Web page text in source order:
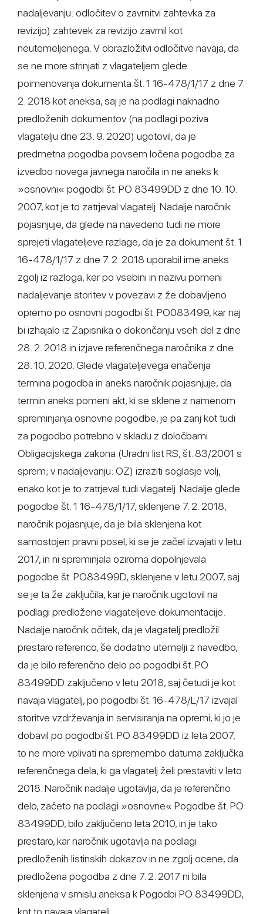
nadaljevanju: odločitev o zavrnitvi zahtevka za
revizijo) zahtevek za revizijo zavrnil kot
neutemeljenega. V obrazložitvi odločitve navaja, da
se ne more strinjati z vlagateljem glede
poimenovanja dokumenta št. 1 16-478/1/17 z dne 7.
2. 2018 kot aneksa, saj je na podlagi naknadno
predloženih dokumentov (na podlagi poziva
vlagatelju dne 23. 9. 2020) ugotovil, da je
predmetna pogodba povsem ločena pogodba za
izvedbo novega javnega naročila in ne aneks k
»osnovni« pogodbi št. PO 83499DD z dne 10. 10.
2007, kot je to zatrjeval vlagatelj. Nadalje naročnik
pojasnjuje, da glede na navedeno tudi ne more
sprejeti vlagateljeve razlage, da je za dokument št. 1
16-478/1/17 z dne 7. 2. 2018 uporabil ime aneks
zgolj iz razloga, ker po vsebini in nazivu pomeni
nadaljevanje storitev v povezavi z že dobavljeno
opremo po osnovni pogodbi št. PO083499, kar naj
bi izhajalo iz Zapisnika o dokončanju vseh del z dne
28. 2. 2018 in izjave referenčnega naročnika z dne
28. 10. 2020. Glede vlagateljevega enačenja
termina pogodba in aneks naročnik pojasnjuje, da
termin aneks pomeni akt, ki se sklene z namenom
spreminjanja osnovne pogodbe, je pa zanj kot tudi
za pogodbo potrebno v skladu z določbami
Obligacijskega zakona (Uradni list RS, št. 83/2001 s
sprem; v nadaljevanju: OZ) izraziti soglasje volj,
enako kot je to zatrjeval tudi vlagatelj. Nadalje glede
pogodbe št. 1 16-478/1/17, sklenjene 7. 2. 2018,
naročnik pojasnjuje, da je bila sklenjena kot
samostojen pravni posel, ki se je začel izvajati v letu
2017, in ni spreminjala oziroma dopolnjevala
pogodbe št. PO83499D, sklenjene v letu 2007, saj
se je ta že zaključila, kar je naročnik ugotovil na
podlagi predložene vlagateljeve dokumentacije.
Nadalje naročnik očitek, da je vlagatelj predložil
prestaro referenco, še dodatno utemelji z navedbo,
da je bilo referenčno delo po pogodbi št. PO
83499DD zaključeno v letu 2018, saj četudi je kot
navaja vlagatelj, po pogodbi št. 16-478/L/17 izvajal
storitve vzdrževanja in servisiranja na opremi, ki jo je
dobavil po pogodbi št. PO 83499DD iz leta 2007,
to ne more vplivati na spremembo datuma zaključka
referenčnega dela, ki ga vlagatelj želi prestaviti v leto
2018. Naročnik nadalje ugotavlja, da je referenčno
delo, začeto na podlagi »osnovne« Pogodbe št. PO
83499DD, bilo zaključeno leta 2010, in je tako
prestaro, kar naročnik ugotavlja na podlagi
predloženih listinskih dokazov in ne zgolj ocene, da
predložena pogodba z dne 7. 2. 2017 ni bila
sklenjena v smislu aneksa k Pogodbi PO 83499DD,
kot to navaja vlagatelj.